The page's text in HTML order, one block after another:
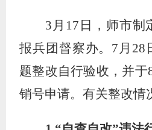
3 月 17 日，师市制
报兵团督察办。 7 月 28
题整改自行验收，并于
销号申请。有关整改情